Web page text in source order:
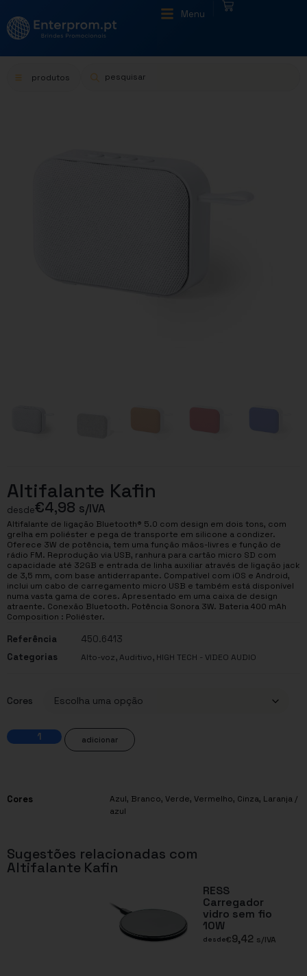
Menu
produtos
Altifalante Kafin
desde€4,98 s/IVA
Altifalante de ligação Bluetooth® 5.0 com design em dois tons, com
grelha em poliéster e pega de transporte em silicone a condizer.
Oferece 3W de potência, tem uma função mãos-livres e função de
rádio FM. Reprodução via USB, ranhura para cartão micro SD com
capacidade até 32GB e entrada de linha auxiliar através de ligação jack
de 3,5 mm, com base antiderrapante. Compatível com iOS e Android,
inclui um cabo de carregamento micro USB e também está disponível
numa vasta gama de cores. Apresentado em uma caixa de design
atraente. Conexão Bluetooth. Potência Sonora 3W. Bateria 400 mAh
Composition : Poliéster.
Referência
450.6413
Categorias
Alto-voz,Auditivo, HIGH TECH - VIDEO AUDIO
Cores
adicionar
Cores Azul, Branco, Verde, Vermelho, Cinza, Laranja /
azul
Sugestões relacionadas com
Altifalante Kafin
RESS
Carregador
vidro sem fio
10W
desde€9,42 s/IVA